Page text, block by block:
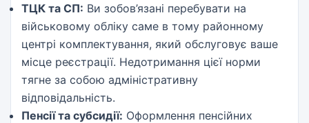
ТЦК та СП: Ви зобов’язані перебувати на
військовому обліку саме в тому районному
центрі комплектування, який обслуговує ваше
місце реєстрації. Недотримання цієї норми
тягне за собою адміністративну
відповідальність.
Пенсії та субсидії: Оформлення пенсійних